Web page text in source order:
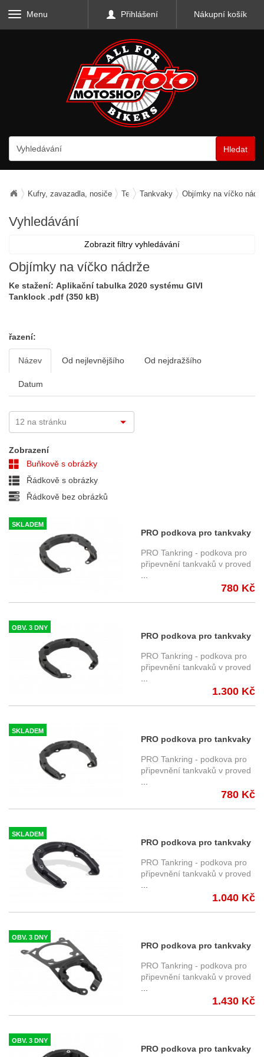
Menu Přihlášení Nákupní košík
Hledat
Kufry, zavazadla, nosiče Textilní zavazadla
Tankvaky Objímky na víčko
Vyhledávání
Zobrazit filtry vyhledávání
Objímky na víčko nádrže
Ke stažení: Aplikační tabulka 2020 systému GIVI
Tanklock .pdf (350 kB)
řazení:
Název Od nejlevnějšího Od nejdražšího
Datum
Zobrazení
Buňkově s obrázky
Řádkově s obrázky
Řádkově bez obrázků
SKLADEM
PRO podkova pro tankvaky
SW-Motech PRO
TRT.00.787.17500/B Aprilia
vybrané modely
PRO Tankring - podkova pro
připevnění tankvaků v proved
780 Kč
OBV. 3 DNY
PRO podkova pro tankvaky
SW-Motech PRO
TRT.00.787.21700/B Harley-
Davidson Pan America
(RA1250) (21-22), RA1
PRO Tankring - podkova pro
připevnění tankvaků v proved
1.300 Kč
SKLADEM
PRO podkova pro tankvaky
SW-Motech PRO
TRT.00.787.30501/B ,
vybrané modely Yamaha,
PRO Tankring - podkova pro
připevnění tankvaků v proved
780 Kč
SKLADEM
PRO podkova pro tankvaky
SW-Motech PRO
TRT.00.787.30800/B ,
vybrané modely Yamaha
PRO Tankring - podkova pro
připevnění tankvaků v proved
1.040 Kč
OBV. 3 DNY
PRO podkova pro tankvaky
SW-Motech PRO
TRT.00.787.30900/B ,
Yamaha MT-07 (20-), RM34,
PRO Tankring - podkova pro
připevnění tankvaků v proved
1.430 Kč
OBV. 3 DNY
PRO podkova pro tankvaky